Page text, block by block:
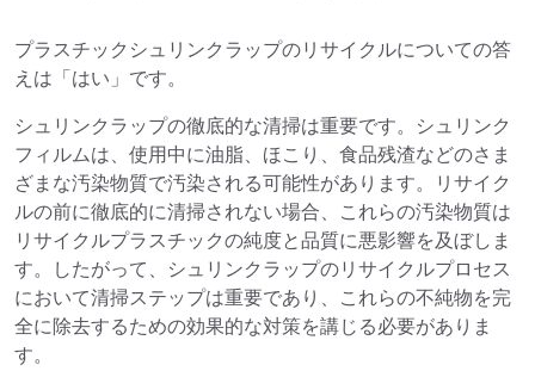
プラスチックシュリンクラップのリサイクルについての答
えは「はい」です。
シュリンクラップの徹底的な清掃は重要です。シュリンク
フィルムは、使用中に油脂、ほこり、食品残渣などのさま
ざまな汚染物質で汚染される可能性があります。リサイク
ルの前に徹底的に清掃されない場合、これらの汚染物質は
リサイクルプラスチックの純度と品質に悪影響を及ぼしま
す。したがって、シュリンクラップのリサイクルプロセス
において清掃ステップは重要であり、これらの不純物を完
全に除去するための効果的な対策を講じる必要がありま
す。